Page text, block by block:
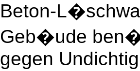
Beton-
Geb�ude
gegen